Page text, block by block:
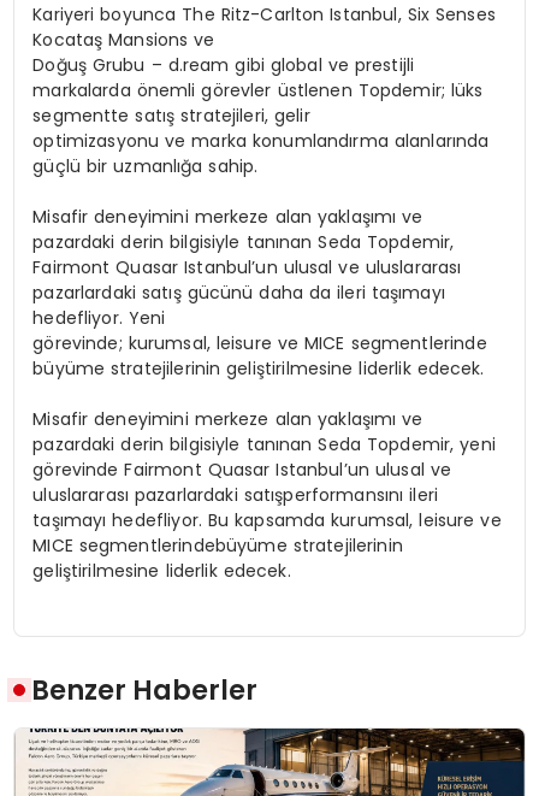
Kariyeri boyunca The Ritz-Carlton Istanbul, Six Senses
Kocataş Mansions ve
Doğuş Grubu – d.ream gibi global ve prestijli
markalarda önemli görevler üstlenen Topdemir; lüks
segmenttesatış stratejileri, gelir
optimizasyonu vemarka konumlandırma alanlarında
güçlü bir uzmanlığa sahip.
Misafir deneyimini merkeze alan yaklaşımı ve
pazardaki derin bilgisiyle tanınan Seda Topdemir,
Fairmont Quasar Istanbul’un ulusal ve uluslararası
pazarlardaki satış gücünü daha da ileri taşımayı
hedefliyor. Yeni
görevinde; kurumsal, leisure veMICE segmentlerinde
büyüme stratejilerinin geliştirilmesine liderlik edecek.
Misafir deneyimini merkeze alan yaklaşımı ve
pazardaki derin bilgisiyle tanınan Seda Topdemir, yeni
görevinde Fairmont QuasarIstanbul’un ulusal ve
uluslararası pazarlardaki satışperformansını ileri
taşımayı hedefliyor. Bukapsamda kurumsal, leisureve
MICE segmentlerindebüyüme stratejilerinin
geliştirilmesine liderlik edecek.
Benzer Haberler